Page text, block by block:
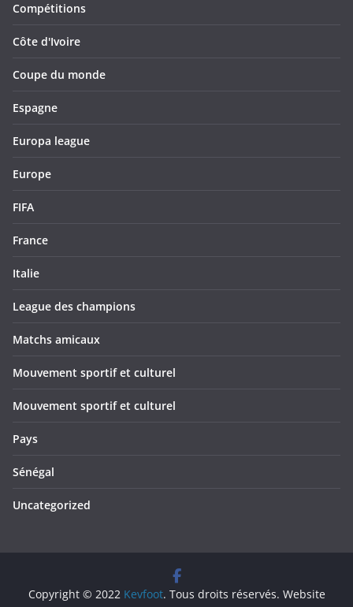
Compétitions
Côte d'Ivoire
Coupe du monde
Espagne
Europa league
Europe
FIFA
France
Italie
League des champions
Matchs amicaux
Mouvement sportif et culturel
Mouvement sportif et culturel
Pays
Sénégal
Uncategorized
Copyright © 2022 Kevfoot. Tous droits réservés. Website